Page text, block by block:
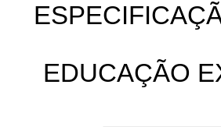
EDUCAÇÃO